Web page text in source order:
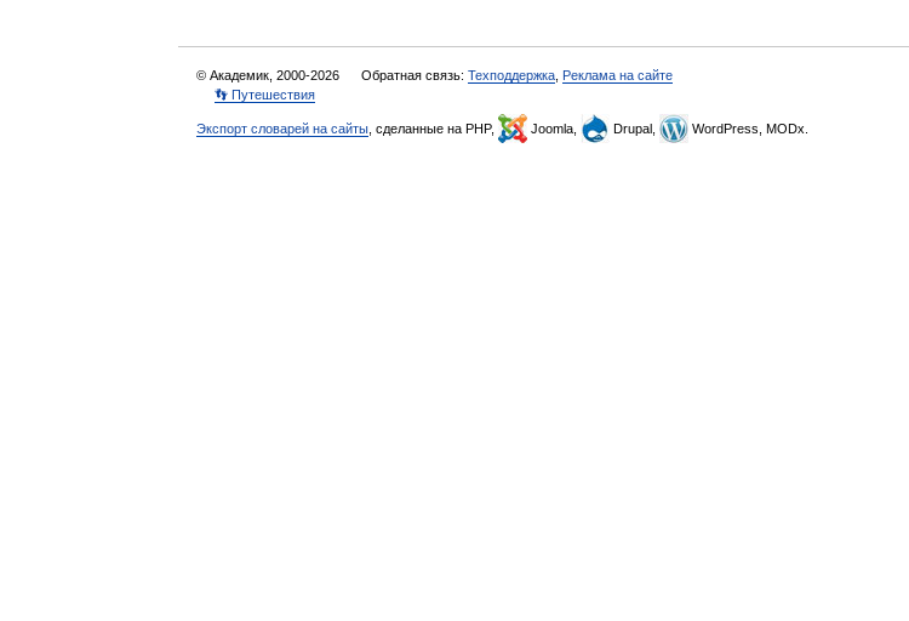
© Академик, 2000-2026 Обратная связь: Техподдержка Реклама на сайте
👣 Путешествия
Экспорт словарей на сайты , сделанные на PHP, Joomla, Drupal, WordPress, MODx.